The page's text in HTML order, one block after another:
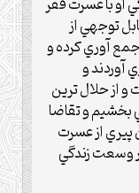
توجهي از
آوري کرده و
و
از حلال ترين
و تقاضا
پيري از عسرت
وسعت زندگي